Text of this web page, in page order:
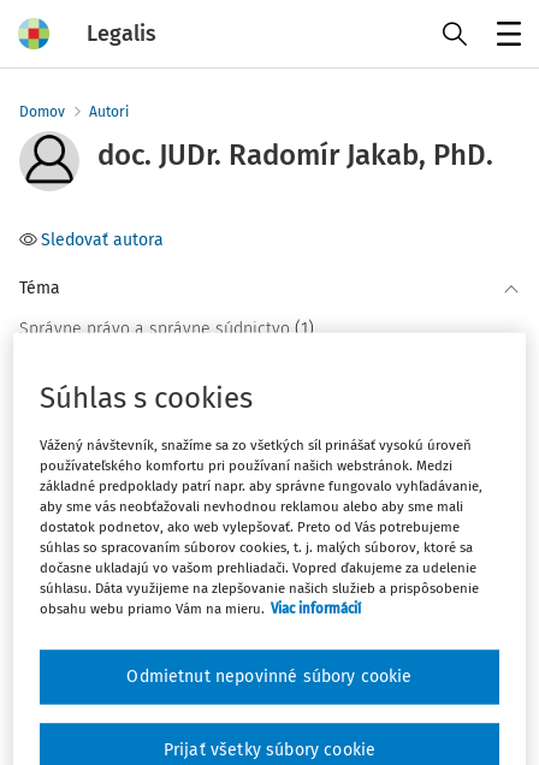
Legalis
Domov Autori
doc. JUDr. Radomír Jakab, PhD.
Sledovať autora
Téma
Správne právo a správne súdnictvo (1)
Filter
Počet vyhľadaných dokumentov:2
Zoradiť podľa
Najnovšie
Najstaršie
ČLÁNKY
Konanie o odmietnutí účinkov priamo
vykonateľných rozhodnutí cudzích
orgánov verejnej správy
I. Úvod Jednou z foriem, ktorých prostredníctvom sa
Súhlas s cookies
Vážený návštevník, snažíme sa zo všetkých síl prinášať vysokú úroveň
používateľského komfortu pri používaní našich webstránok. Medzi
základné predpoklady patrí napr. aby správne fungovalo vyhľadávanie,
aby sme vás neobťažovali nevhodnou reklamou alebo aby sme mali
dostatok podnetov, ako web vylepšovať. Preto od Vás potrebujeme
súhlas so spracovaním súborov cookies, t. j. malých súborov, ktoré sa
dočasne ukladajú vo vašom prehliadači. Vopred ďakujeme za udelenie
súhlasu. Dáta využijeme na zlepšovanie našich služieb a prispôsobenie
obsahu webu priamo Vám na mieru. Viac informácií
Odmietnut nepovinné súbory cookie
Prijať všetky súbory cookie